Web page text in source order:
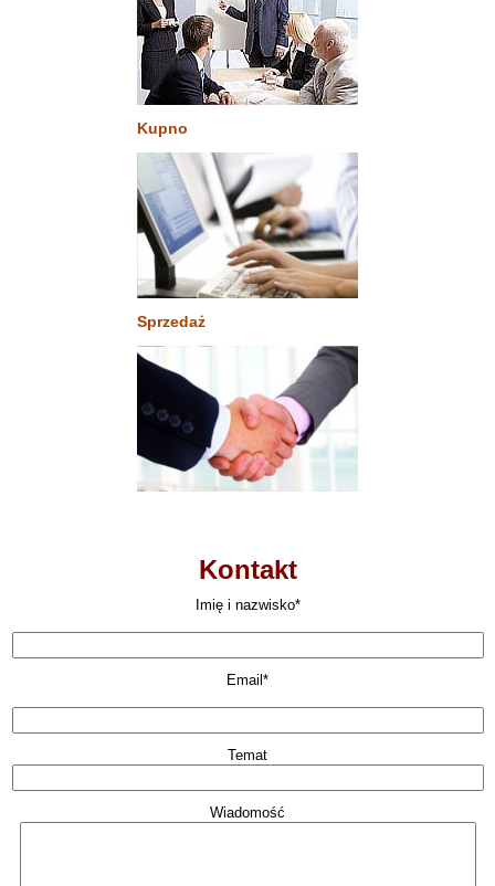
Kupno
Sprzedaż
Kontakt
Imię i nazwisko*
Email*
Temat
Wiadomość